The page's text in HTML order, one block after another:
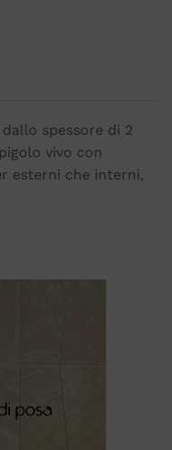
dallo spessore di 2
vivo con
esterni che interni,